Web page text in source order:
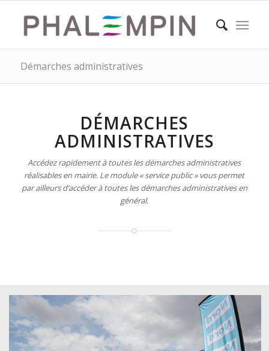
Démarches administratives
DÉMARCHES
ADMINISTRATIVES
Accédez rapidement à toutes les démarches administratives
réalisables en mairie. Le module « service public » vous permet
par ailleurs d’accéder à toutes les démarches administratives en
général.